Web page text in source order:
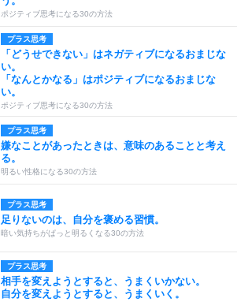
ポジティブ思考になる30の方法
プラス思考
「どうせできない」はネガティブになるおまじな
い。
「なんとかなる」はポジティブになるおまじな
い。
ポジティブ思考になる30の方法
プラス思考
嫌なことがあったときは、意味のあることと考え
る。
明るい性格になる30の方法
プラス思考
足りないのは、自分を褒める習慣。
暗い気持ちがぱっと明るくなる30の方法
プラス思考
相手を変えようとすると、うまくいかない。
自分を変えようとすると、うまくいく。